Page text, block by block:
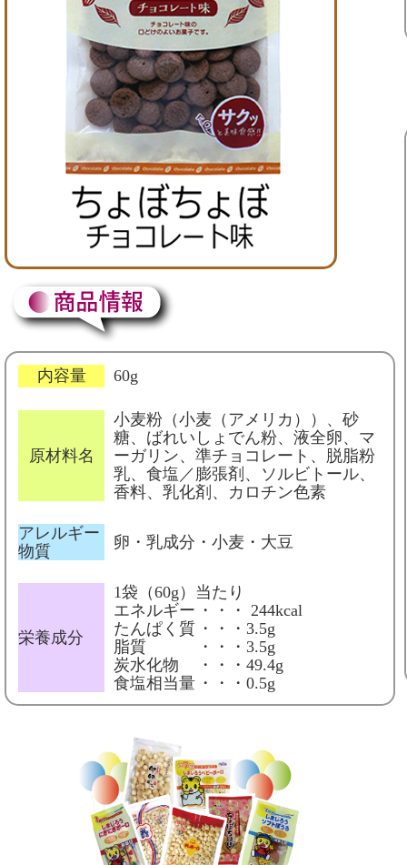
内容量 60g
原材料名
小麦粉（小麦（アメリカ））、砂
糖、ばれいしょでん粉、液全卵、マ
ーガリン、準チョコレート、脱脂粉
乳、食塩／膨張剤、ソルビトール、
香料、乳化剤、カロチン色素
アレルギー
物質
卵・乳成分・小麦・大豆
栄養成分
1袋（60g）当たり
エネルギー ・・・ 244kcal
たんぱく質 ・・・3.5g
脂質
・・・3.5g
炭水化物
・・・49.4g
食塩相当量 ・・・0.5g